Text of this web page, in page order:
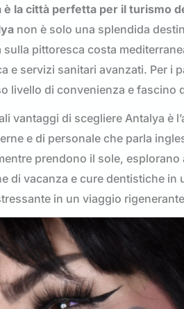
è la città perfetta per il turismo
non è solo una splendida
sulla pittoresca costa
e servizi sanitari avanzati. Per i
livello di convenienza e fascino
vantaggi di scegliere Antalya è
e di personale che parla
prendono il sole,
di vacanza e cure dentistiche
in un viaggio